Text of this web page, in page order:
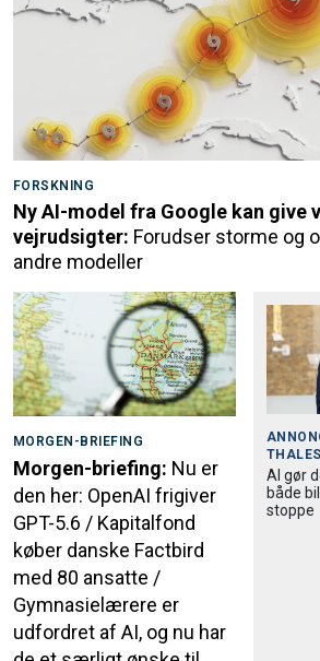
FORSKNING
Ny AI-model fra Google kan
vejrudsigter: Forudser storme og
andre modeller
MORGEN-BRIEFING
Morgen-briefing: Nu er
den her: OpenAI frigiver
GPT-5.6 / Kapitalfond
køber danske Factbird
med 80 ansatte /
Gymnasielærere er
udfordret af AI, og nu har
THALES
AI gør
både
stoppe